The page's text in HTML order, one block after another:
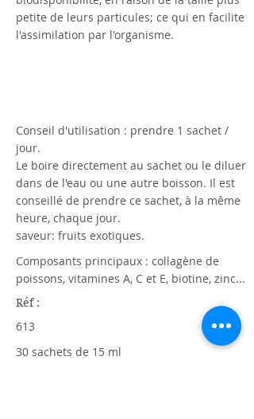
petite de leurs particules; ce qui en facilite
l'assimilation par l'organisme.
Conseil d'utilisation : prendre 1 sachet /
jour.
Le boire directement au sachet ou le diluer
dans de l'eau ou une autre boisson. Il est
conseillé de prendre ce sachet, à la même
heure, chaque jour.
saveur: fruits exotiques.
Composants principaux : collagène de
poissons, vitamines A, C et E, biotine, zinc...
Réf :
613
30 sachets de 15 ml